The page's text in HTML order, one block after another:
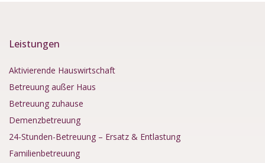
Leistungen
Aktivierende Hauswirtschaft
Betreuung außer Haus
Betreuung zuhause
Demenzbetreuung
24-Stunden-Betreuung – Ersatz & Entlastung
Familienbetreuung